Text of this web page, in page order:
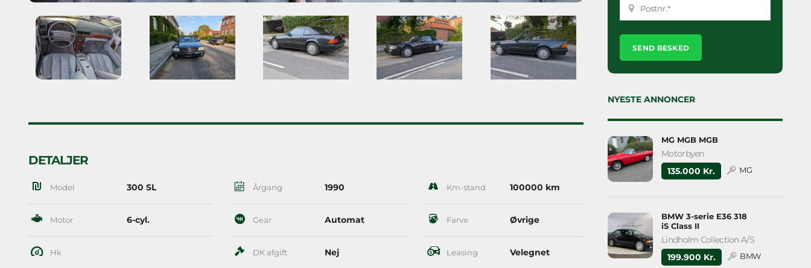
DETALJER
Model 300 SL Årgang 1990 Km-stand 100000 km
Motor 6-cyl. Gear Automat Farve Øvrige
Hk DK afgift Nej Leasing Velegnet
Please
leave
empty.
NYESTE ANNONCER
MG MGB MGB
Motorbyen
135.000 Kr.
MG
BMW 3-serie E36 318
iS Class II
Lindholm Collection A/S
199.900 Kr.
BMW